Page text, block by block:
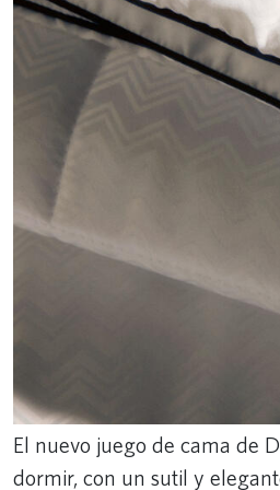
El nuevo juego de cama de
dormir, con un sutil y